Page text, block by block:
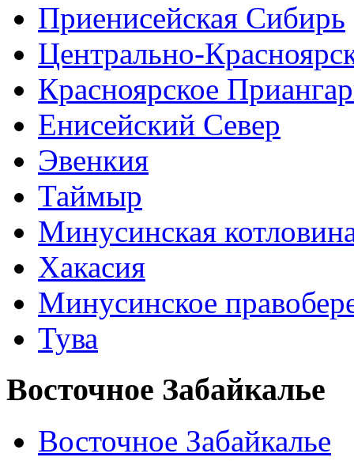
Приенисейская Сибирь
Центрально-
Красноярское
Енисейский Север
Эвенкия
Таймыр
Минусинская
Хакасия
Минусинское
Тува
Восточное Забайкалье
Восточное Забайкалье